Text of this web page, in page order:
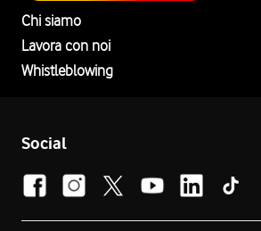
Chi siamo
Lavora con noi
Whistleblowing
Social